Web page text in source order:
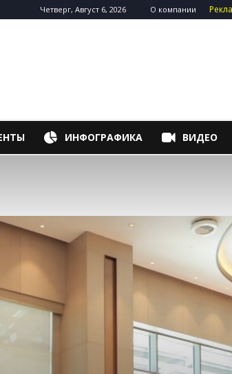
Четверг, Август 6, 2026 О компании
ИНФОГРАФИКА ВИДЕО